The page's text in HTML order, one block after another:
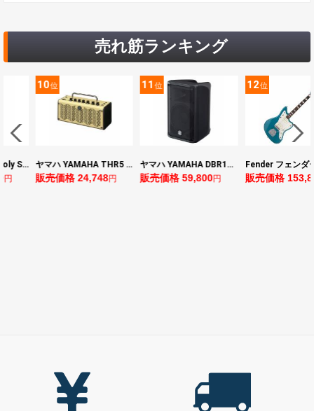
売れ筋ランキング
ヤマハ YAMAHA THR5 コンパクトギターアンプ 小型アンプ
格 24,748円
ヤマハ YAMAHA DBR10 パワードスピーカー
販売価格 59,800円
12位
Fender フェンダー Made in Japan Traditional Late 60s Jazzmaster RW Ocean Turquoise Metallic エレキギター
販売価格 153,896円 販売